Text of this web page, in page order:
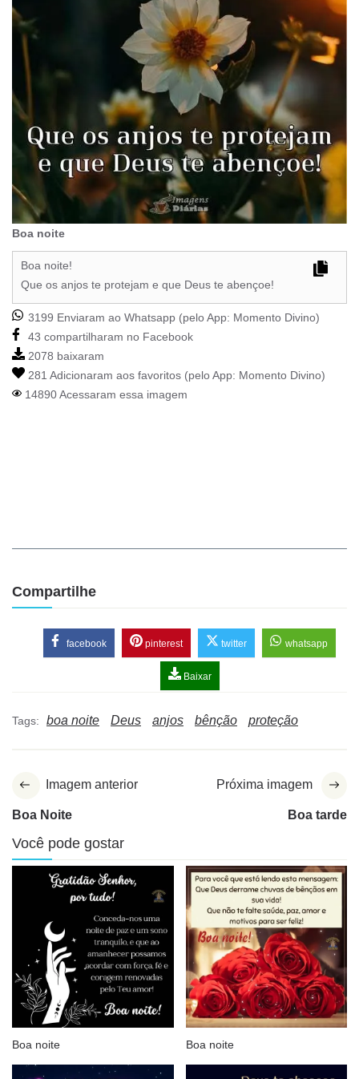
Boa noite
Boa noite!
Que os anjos te protejam e que Deus te abençoe!
3199 Enviaram ao Whatsapp (pelo App: Momento Divino)
43 compartilharam no Facebook
2078 baixaram
281 Adicionaram aos favoritos (pelo App: Momento Divino)
14890 Acessaram essa imagem
Compartilhe
facebook pinterest twitter whatsapp
Baixar
Tags: boa noite Deus anjos bênção proteção
Imagem anterior
Boa Noite
Próxima imagem
Boa tarde
Você pode gostar
Boa noite Boa noite